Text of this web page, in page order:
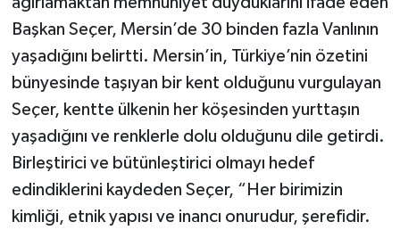
Başkan Seçer, Mersin’de 30 binden fazla Vanlının
yaşadığını belirtti. Mersin’in, Türkiye’nin özetini
bünyesinde taşıyan bir kent olduğunu vurgulayan
Seçer, kentte ülkenin her köşesinden yurttaşın
yaşadığını ve renklerle dolu olduğunu dile getirdi.
Birleştirici ve bütünleştirici olmayı hedef
edindiklerini kaydeden Seçer, “Her birimizin
kimliği, etnik yapısı ve inancı onurudur, şerefidir.